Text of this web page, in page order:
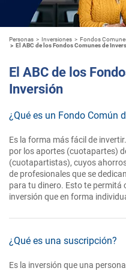
Personas Inversiones
Fondos
El ABC de los Fondos Comunes de
El ABC de los
Inversión
¿Qué es un Fondo Común
Es la forma más fácil de
por los aportes (cuotapartes)
(cuotapartistas), cuyos
de profesionales que se
para tu dinero. Esto te
inversión que en forma
¿Qué es una suscripción?
Es la inversión que una